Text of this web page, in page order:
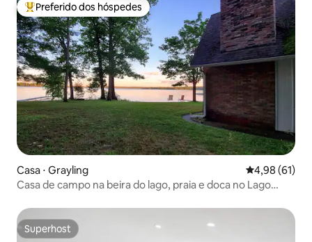
Entre os melhores preferidos dos hóspedes
Preferido dos hóspedes
Casa ⋅ Grayling 4,98 de uma
4,98 (61)
Casa de campo na beira do lago, praia e doca no Lago
Superhost
Superhost